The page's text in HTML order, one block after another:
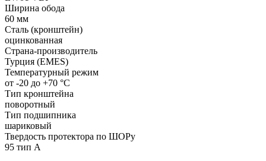
Ширина обода
60 мм
Сталь (кронштейн)
оцинкованная
Страна-производитель
Турция (EMES)
Температурный режим
от -20 до +70 °С
Тип кронштейна
поворотный
Тип подшипника
шариковый
Твердость протектора по ШОРу
95 тип А